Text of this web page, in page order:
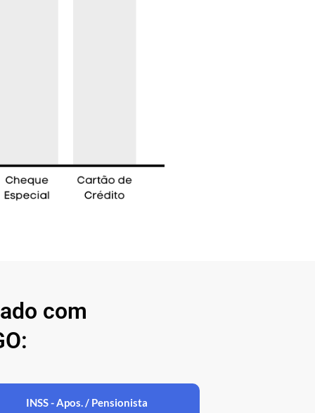
com
INSS - Apos. / Pensionista